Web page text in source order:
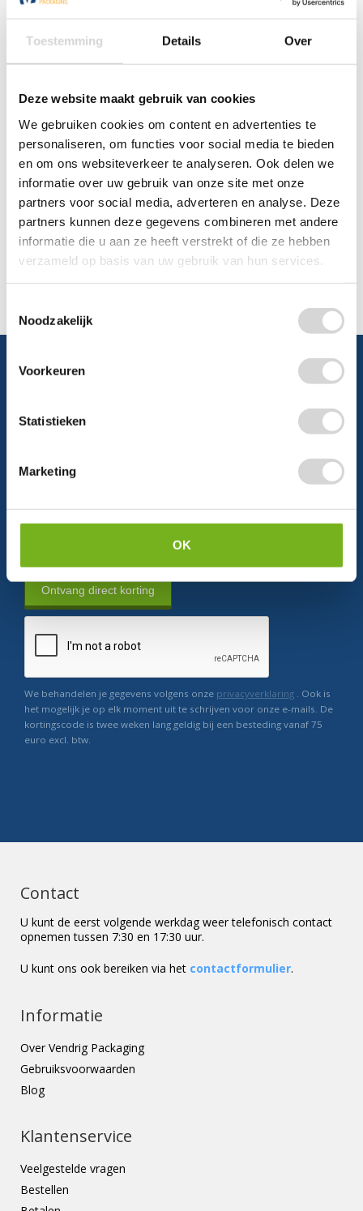
Toestemming Details Over
Deze website maakt gebruik van cookies
We gebruiken cookies om content en advertenties te
personaliseren, om functies voor social media te bieden
en om ons websiteverkeer te analyseren. Ook delen we
informatie over uw gebruik van onze site met onze
partners voor social media, adverteren en analyse. Deze
partners kunnen deze gegevens combineren met andere
informatie die u aan ze heeft verstrekt of die ze hebben
verzameld op basis van uw gebruik van hun services.
Noodzakelijk
Voorkeuren
Statistieken
Marketing
OK
Wij zijn nu gesloten. Wij zijn de eerst volgende werkdag weer
open tussen 7:30 en 17:30 uur.
0348 4791 95
Chat
WhatsApp 0348 479195
Mailen
Schrijf je in en ontvang direct
Persoonlijke korting
Krijg af en toe mails van ons
Ontvang direct korting
We behandelen je gegevens volgens onze privacyverklaring . Ook is
het mogelijk je op elk moment uit te schrijven voor onze e-mails. De
kortingscode is twee weken lang geldig bij een besteding vanaf 75
euro excl. btw.
Contact
U kunt de eerst volgende werkdag weer telefonisch contact
opnemen tussen 7:30 en 17:30 uur.
U kunt ons ook bereiken via het contactformulier.
Informatie
Over Vendrig Packaging
Gebruiksvoorwaarden
Blog
Klantenservice
Veelgestelde vragen
Bestellen